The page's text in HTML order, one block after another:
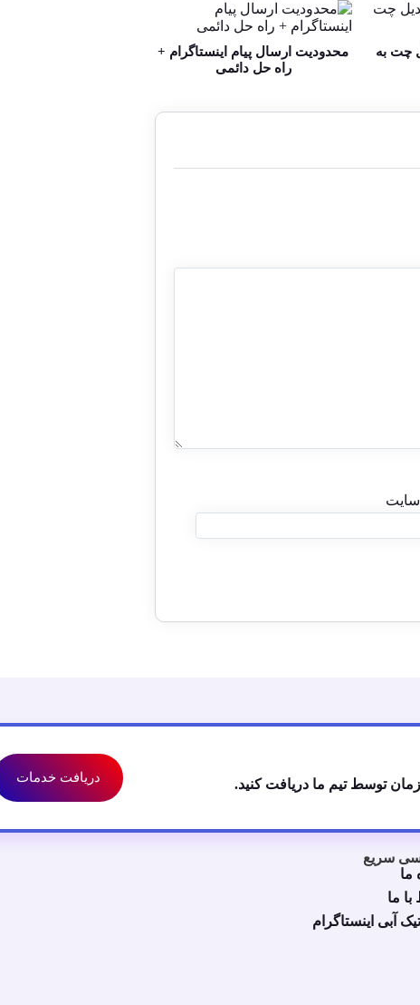
چت به
محدودیت ارسال پیام اینستاگرام +
راه حل دائمی
زمان توسط تیم ما دریافت کنید. دریافت خدمات
سریع
ما
با ما
آبی اینستاگرام